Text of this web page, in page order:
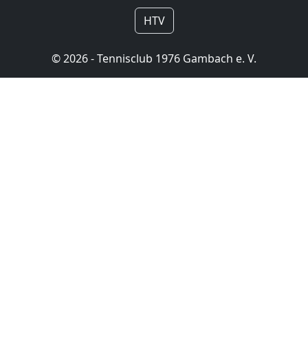
HTV
© 2026 - Tennisclub 1976 Gambach e. V.